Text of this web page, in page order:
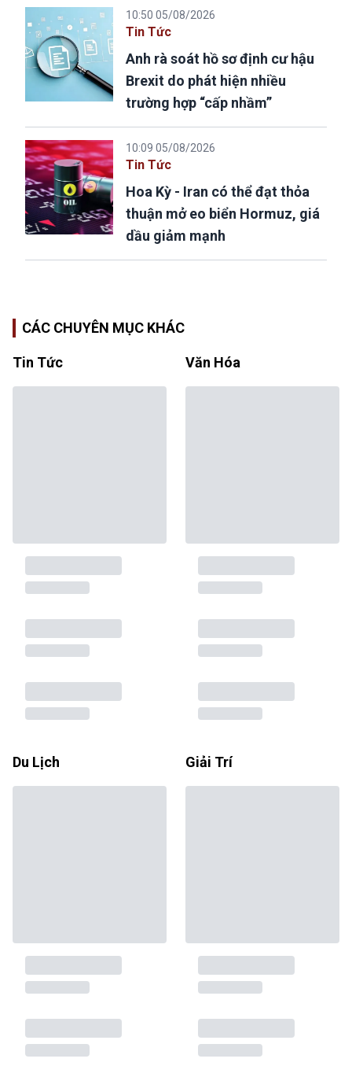
10:50 05/08/2026
Tin Tức
Anh rà soát hồ sơ định cư hậu
Brexit do phát hiện nhiều
trường hợp “cấp nhầm”
10:09 05/08/2026
Tin Tức
Hoa Kỳ - Iran có thể đạt thỏa
thuận mở eo biển Hormuz, giá
dầu giảm mạnh
CÁC CHUYÊN MỤC KHÁC
Tin Tức Văn Hóa
Du Lịch Giải Trí